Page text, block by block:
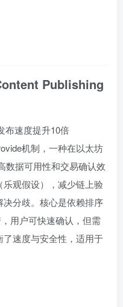
Publishing
布速度提升10倍
机制，一种在以太坊
数据可用性和交易确认效
观假设），减少链上验
分歧。核心是依赖排序
用户可快速确认，但需
速度与安全性，适用于